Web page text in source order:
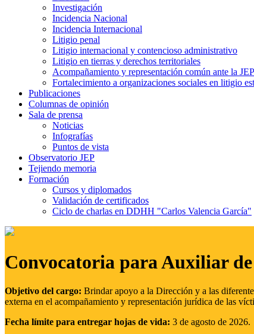
Investigación
Incidencia Nacional
Incidencia Internacional
Litigio penal
Litigio internacional y contencioso administrativo
Litigio en tierras y derechos territoriales
Acompañamiento y representación común ante la JEP
Fortalecimiento a organizaciones sociales en litigio
Publicaciones
Columnas de opinión
Sala de prensa
Noticias
Infografías
Puntos de vista
Observatorio JEP
Tejiendo memoria
Formación
Cursos y diplomados
Validación de certificados
Ciclo de charlas en DDHH "Carlos Valencia García"
Convocatoria para Auxiliar
Objetivo del cargo: Brindar apoyo a la Dirección y a las
externa en el acompañamiento y representación jurídica de las
Fecha límite para entregar hojas de vida: 3 de agosto de 2026.